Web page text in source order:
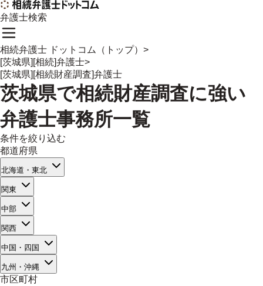
弁護士検索
相続弁護士 ドットコム（トップ） >
[茨城県][相続]弁護士>
[茨城県][相続財産調査]弁護士
茨城県で相続財産調査に強い
弁護士事務所一覧
条件を絞り込む
都道府県
北海道・東北
関東
中部
関西
中国・四国
九州・沖縄
市区町村